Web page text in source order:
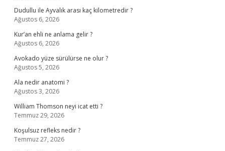
Dudullu ile Ayvalık arası kaç kilometredir ?
Ağustos 6, 2026
Kur’an ehli ne anlama gelir ?
Ağustos 6, 2026
Avokado yüze sürülürse ne olur ?
Ağustos 5, 2026
Ala nedir anatomi ?
Ağustos 3, 2026
William Thomson neyi icat etti ?
Temmuz 29, 2026
Koşulsuz refleks nedir ?
Temmuz 27, 2026